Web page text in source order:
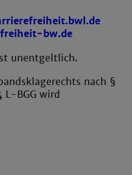
bw.de
unentgeltlich.
nach §
L-BGG wird